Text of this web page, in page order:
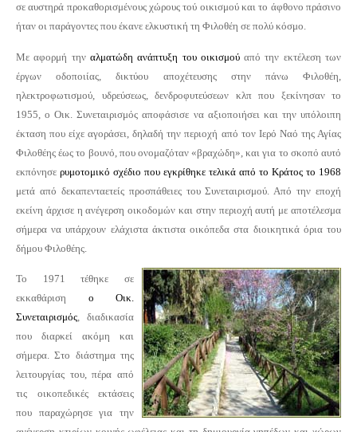
σε αυστηρά προκαθορισμένους χώρους τού οικισμού και το άφθονο πράσινο
ήταν οι παράγοντες που έκανε ελκυστική τη Φιλοθέη σε πολύ κόσμο.
Με αφορμή την αλματώδη ανάπτυξη του οικισμούαπό την εκτέλεση των
έργων οδοποιίας, δικτύου αποχέτευσης στην πάνω Φιλοθέη,
ηλεκτροφωτισμού, υδρεύσεως, δενδροφυτεύσεων κλπ που ξεκίνησαν το
1955, ο Οικ. Συνεταιρισμός αποφάσισε να αξιοποιήσει και την υπόλοιπη
έκταση που είχε αγοράσει, δηλαδή την περιοχή από τον Ιερό Ναό της Αγίας
Φιλοθέης έως το βουνό, που ονομαζόταν «βραχώδη», και για το σκοπό αυτό
εκπόνησε ρυμοτομικό σχέδιο που εγκρίθηκε τελικά από το Κράτος το 1968
μετά από δεκαπενταετείς προσπάθειες του Συνεταιρισμού. Από την εποχή
εκείνη άρχισε η ανέγερση οικοδομών και στην περιοχή αυτή με αποτέλεσμα
σήμερα να υπάρχουν ελάχιστα άκτιστα οικόπεδα στα διοικητικά όρια του
δήμου Φιλοθέης.
Το 1971 τέθηκε σε
εκκαθάριση ο Οικ.
Συνεταιρισμός, διαδικασία
που διαρκεί ακόμη και
σήμερα. Στο διάστημα της
λειτουργίας του, πέρα από
τις οικοπεδικές εκτάσεις
που παραχώρησε για την